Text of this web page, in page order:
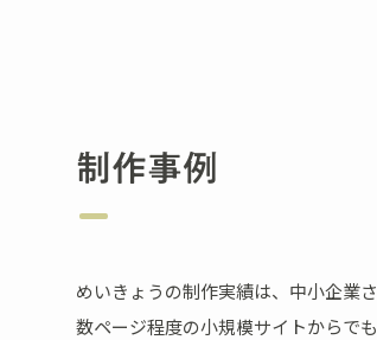
制作事例
めいきょうの制作実績は、中小企業
数ページ程度の小規模サイトからで